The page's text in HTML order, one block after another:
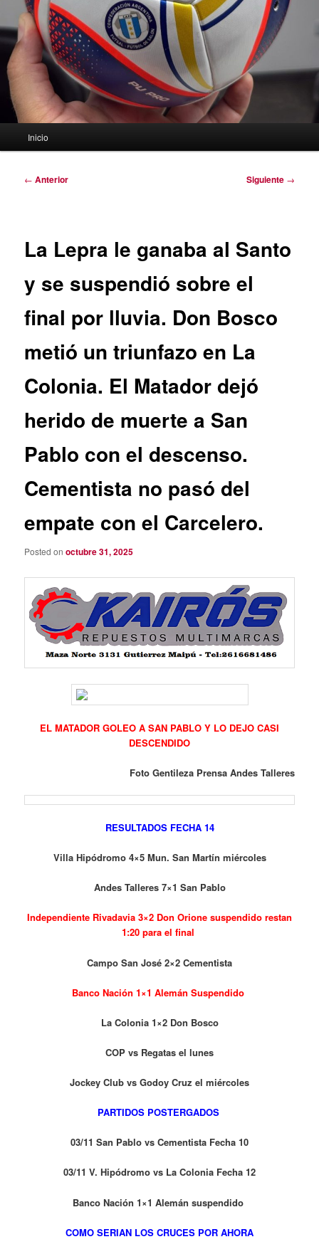
Inicio
Navegación
← Anterior Siguiente →
La Lepra le ganaba al Santo
y se suspendió sobre el
final por lluvia. Don Bosco
metió un triunfazo en La
Colonia. El Matador dejó
herido de muerte a San
Pablo con el descenso.
Cementista no pasó del
empate con el Carcelero.
Posted onoctubre 31, 2025
EL MATADOR GOLEO A SAN PABLO Y LO DEJO CASI
DESCENDIDO
Foto Gentileza Prensa Andes Talleres
RESULTADOS FECHA 14
Villa Hipódromo 4×5 Mun. San Martín miércoles
Andes Talleres 7×1 San Pablo
Independiente Rivadavia 3×2 Don Orione suspendido restan
1:20 para el final
Campo San José 2×2 Cementista
Banco Nación 1×1 Alemán Suspendido
La Colonia 1×2 Don Bosco
COP vs Regatas el lunes
Jockey Club vs Godoy Cruz el miércoles
PARTIDOS POSTERGADOS
03/11 San Pablo vs Cementista Fecha 10
03/11 V. Hipódromo vs La Colonia Fecha 12
Banco Nación 1×1 Alemán suspendido
COMO SERIAN LOS CRUCES POR AHORA